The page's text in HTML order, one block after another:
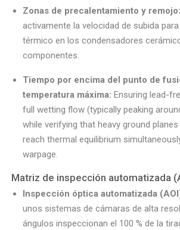
Zonas de precalentamiento y remojo:
activamente la velocidad de subida
térmico en los condensadores
componentes.
Tiempo por encima del punto de
temperatura máxima: Ensuring lead-
full wetting flow (typically peaking
while verifying that heavy ground
reach thermal equilibrium
warpage.
Matriz de inspección automatizada
Inspección óptica automatizada
unos sistemas de cámaras de alta
ángulos inspeccionan el 100 % de la